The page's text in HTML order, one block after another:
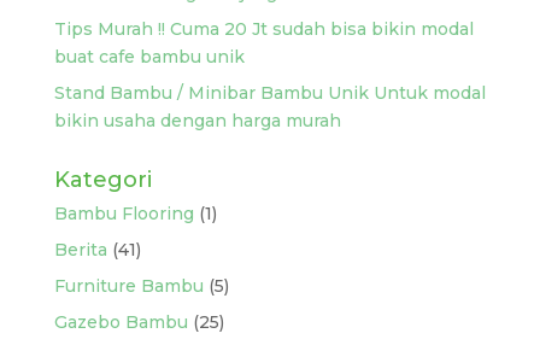
Tips Murah !! Cuma 20 Jt sudah bisa bikin modal
buat cafe bambu unik
Stand Bambu / Minibar Bambu Unik Untuk modal
bikin usaha dengan harga murah
Kategori
Bambu Flooring (1)
Berita (41)
Furniture Bambu (5)
Gazebo Bambu (25)